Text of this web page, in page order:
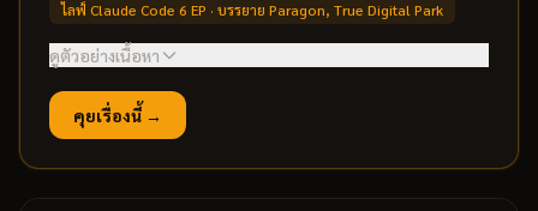
ไลฟ์ Claude Code 6 EP · บรรยาย Paragon, True Digital Park
ดูตัวอย่างเนื้อหา
สิ่งที่ทีมจะทำได้
→สร้างระบบหลังบ้าน / automation ด้วย Claude Code
คุยเรื่องนี้ →